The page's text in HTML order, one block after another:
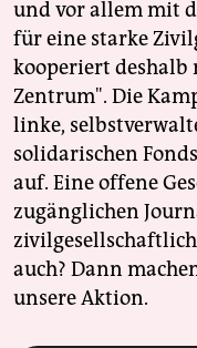
und vor allem mit
für eine starke
kooperiert
Zentrum". Die
linke,
solidarischen
auf. Eine offene
zugänglichen
auch? Dann
unsere Aktion.